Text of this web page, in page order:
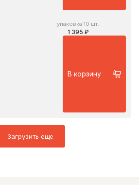
упаковка 10 шт.
1 395 ₽
В корзину
Загрузить еще